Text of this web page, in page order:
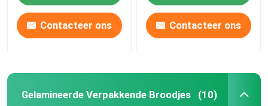
Contacteer ons Contacteer ons
Gelamineerde Verpakkende Broodjes (10)